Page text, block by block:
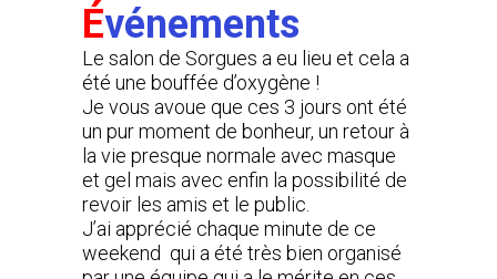
Événements
Le salon de Sorgues a eu lieu et cela a
été une bouffée d’oxygène !
Je vous avoue que ces 3 jours ont été
un pur moment de bonheur, un retour à
la vie presque normale avec masque
et gel mais avec enfin la possibilité de
revoir les amis et le public.
J’ai apprécié chaque minute de ce
weekend qui a été très bien organisé